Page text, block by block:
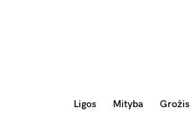
Ligos Mityba Grožis